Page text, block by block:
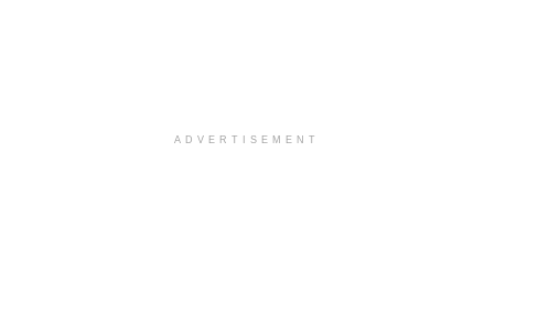
ADVERTISEMENT